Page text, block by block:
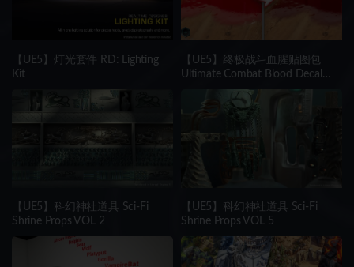
【UE5】灯光套件 RD: Lighting
Kit
【UE5】终极战斗血腥贴图包
Ultimate Combat Blood Decal
【UE5】科幻神社道具 Sci-Fi
Shrine Props VOL 2
【UE5】科幻神社道具 Sci-Fi
Shrine Props VOL 5